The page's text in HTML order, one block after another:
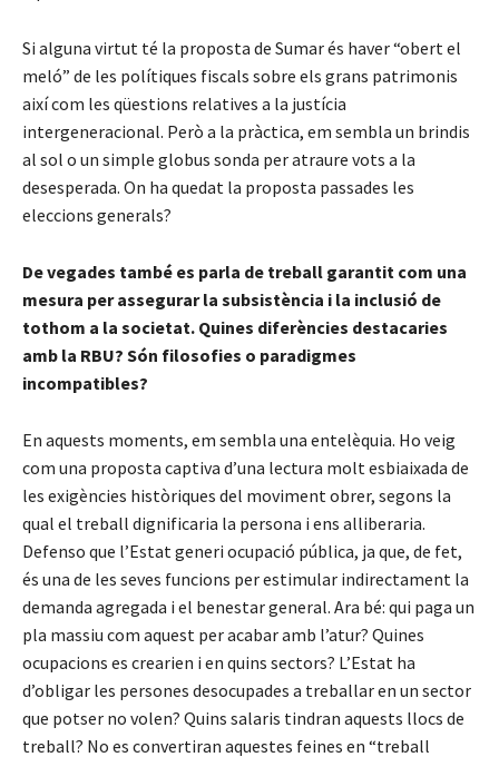
Si alguna virtut té la proposta de Sumar és haver “obert el
meló” de les polítiques fiscals sobre els grans patrimonis
així com les qüestions relatives a la justícia
intergeneracional. Però a la pràctica, em sembla un brindis
al sol o un simple globus sonda per atraure vots a la
desesperada. On ha quedat la proposta passades les
eleccions generals?
De vegades també es parla de treball garantit com una
mesura per assegurar la subsistència i la inclusió de
tothom a la societat. Quines diferències destacaries
amb la RBU? Són filosofies o paradigmes
incompatibles?
En aquests moments, em sembla una entelèquia. Ho veig
com una proposta captiva d’una lectura molt esbiaixada de
les exigències històriques del moviment obrer, segons la
qual el treball dignificaria la persona i ens alliberaria.
Defenso que l’Estat generi ocupació pública, ja que, de fet,
és una de les seves funcions per estimular indirectament la
demanda agregada i el benestar general. Ara bé: qui paga un
pla massiu com aquest per acabar amb l’atur? Quines
ocupacions es crearien i en quins sectors? L’Estat ha
d’obligar les persones desocupades a treballar en un sector
que potser no volen? Quins salaris tindran aquests llocs de
treball? No es convertiran aquestes feines en “treball